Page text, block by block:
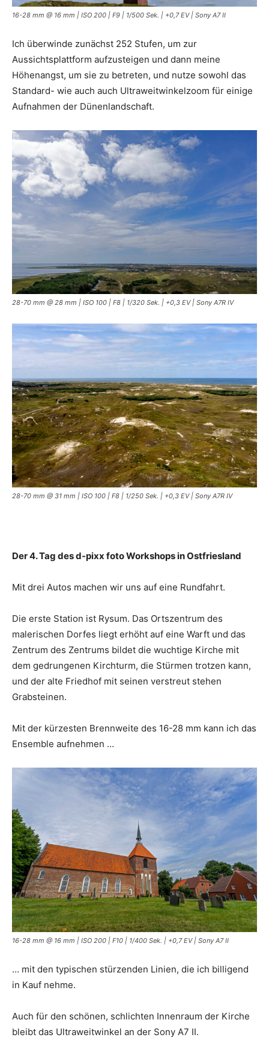
16-28 mm @ 16 mm | ISO 200 | F9 | 1/500 Sek. | +0,7 EV | Sony A7 II
Ich überwinde zunächst 252 Stufen, um zur
Aussichtsplattform aufzusteigen und dann meine
Höhenangst, um sie zu betreten, und nutze sowohl das
Standard- wie auch auch Ultraweitwinkelzoom für einige
Aufnahmen der Dünenlandschaft.
28-70 mm @ 28 mm | ISO 100 | F8 | 1/320 Sek. | +0,3 EV | Sony A7R IV
28-70 mm @ 31 mm | ISO 100 | F8 | 1/250 Sek. | +0,3 EV | Sony A7R IV
Der 4. Tag des d-pixx foto Workshops in Ostfriesland
Mit drei Autos machen wir uns auf eine Rundfahrt.
Die erste Station ist Rysum. Das Ortszentrum des
malerischen Dorfes liegt erhöht auf eine Warft und das
Zentrum des Zentrums bildet die wuchtige Kirche mit
dem gedrungenen Kirchturm, die Stürmen trotzen kann,
und der alte Friedhof mit seinen verstreut stehen
Grabsteinen.
Mit der kürzesten Brennweite des 16-28 mm kann ich das
Ensemble aufnehmen …
16-28 mm @ 16 mm | ISO 200 | F10 | 1/400 Sek. | +0,7 EV | Sony A7 II
… mit den typischen stürzenden Linien, die ich billigend
in Kauf nehme.
Auch für den schönen, schlichten Innenraum der Kirche
bleibt das Ultraweitwinkel an der Sony A7 II.